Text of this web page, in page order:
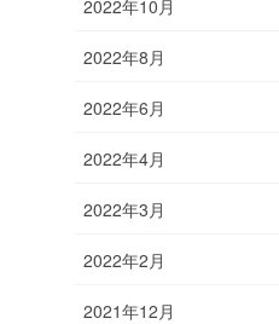
2022年10月
2022年8月
2022年6月
2022年4月
2022年3月
2022年2月
2021年12月